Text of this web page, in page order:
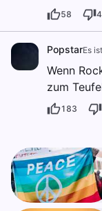
58 4
PopstarEs
Wenn
zum
183